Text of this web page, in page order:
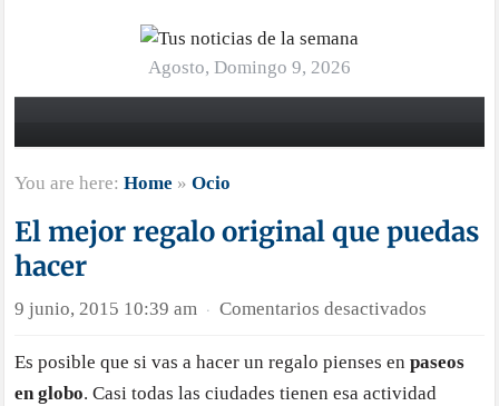
Agosto, Domingo 9, 2026
You are here:Home »Ocio
El mejor regalo original que puedas
hacer
9 junio, 2015 10:39 am · Comentarios desactivados
mejor
regalo
Es posible que si vas a hacer un regalo pienses enpaseos
en globo. Casi todas las ciudades tienen esa actividad